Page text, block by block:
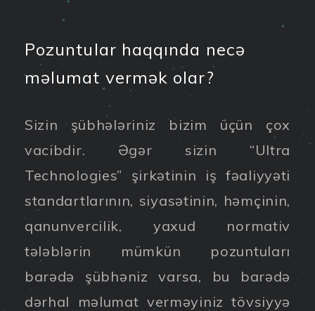
Pozuntular haqqında necə
məlumat vermək olar?
Sizin şübhələriniz bizim üçün çox
vacibdir. Əgər sizin “Ultra
Technologies” şirkətinin iş fəaliyyəti
standartlarının, siyasətinin, həmçinin,
qanunvercilik, yaxud normativ
tələblərin mümkün pozuntuları
barədə şübhəniz varsa, bu barədə
dərhal məlumat verməyiniz tövsiyyə